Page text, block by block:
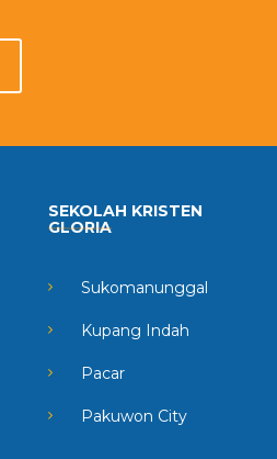
SEKOLAH KRISTEN
GLORIA
Sukomanunggal
Kupang Indah
Pacar
Pakuwon City